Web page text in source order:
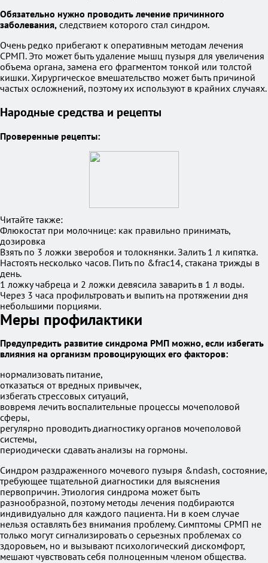
Обязательно нужно проводить лечение причинного
заболевания, следствием которого стал синдром.
Очень редко прибегают к оперативным методам лечения
СРМП. Это может быть удаление мышц пузыря для увеличения
объема органа, замена его фрагментом тонкой или толстой
кишки. Хирургическое вмешательство может быть причиной
частых осложнений, поэтому их используют в крайних случаях.
Народные средства и рецепты
Проверенные рецепты:
Читайте также:
Флюкостат при молочнице: как правильно принимать,
дозировка
Взять по 3 ложки зверобоя и толокнянки. Залить 1 л кипятка.
Настоять несколько часов. Пить по &frac14, стакана трижды в
день.
1 ложку чабреца и 2 ложки девясила заварить в 1 л воды.
Через 3 часа профильтровать и выпить на протяжении дня
небольшими порциями.
Меры профилактики
Предупредить развитие синдрома РМП можно, если избегать
влияния на организм провоцирующих его факторов:
нормализовать питание,
отказаться от вредных привычек,
избегать стрессовых ситуаций,
вовремя лечить воспалительные процессы мочеполовой
сферы,
регулярно проводить диагностику органов мочеполовой
системы,
периодически сдавать анализы на гормоны.
Синдром раздраженного мочевого пузыря &ndash, состояние,
требующее тщательной диагностики для выяснения
первопричин. Этиология синдрома может быть
разнообразной, поэтому методы лечения подбираются
индивидуально для каждого пациента. Ни в коем случае
нельзя оставлять без внимания проблему. Симптомы СРМП не
только могут сигнализировать о серьезных проблемах со
здоровьем, но и вызывают психологический дискомфорт,
мешают чувствовать себя полноценным членом общества.